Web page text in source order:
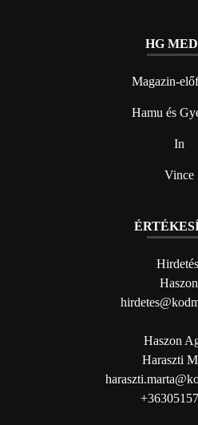
HG
Magazin-
Hamu és
In
Vince
Haszon
Haszon
Haraszti